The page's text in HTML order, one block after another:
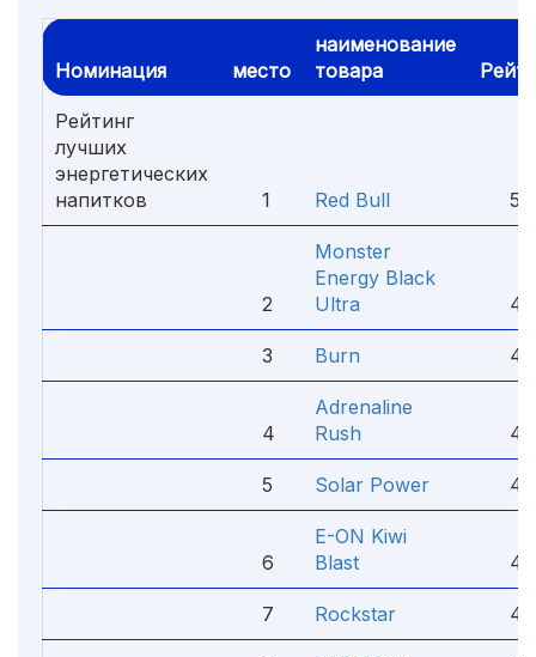
Номинация место
наименование
товара
Рейтинг
лучших
энергетических
напитков
1 Red Bull 5.0
2
Monster
Energy Black
Ultra
3 Burn
4
Adrenaline
Rush
5 Solar Power
6
E-ON Kiwi
Blast
7 Rockstar